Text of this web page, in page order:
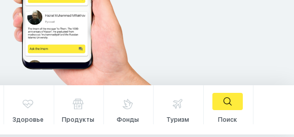
Здоровье Продукты Фонды Туризм Поиск